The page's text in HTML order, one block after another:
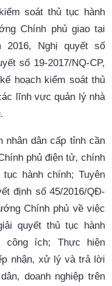
soát thủ tục hành
Chính phủ giao tại
2016, Nghị quyết số
số 19-2017/NQ-CP,
hoạch kiểm soát thủ
lĩnh vực quản lý nhà
nhân dân cấp tỉnh cần
phủ điện tử, chính
hành chính; Tuyên
định số 45/2016/QĐ-
Chính phủ về việc
quyết thủ tục hành
công ích; Thực hiện
nhận, xử lý và trả lời
doanh nghiệp trên